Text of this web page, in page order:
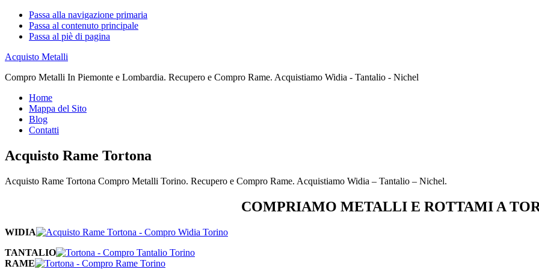
Passa alla navigazione primaria
Passa al contenuto principale
Passa al piè di pagina
Acquisto Metalli
Compro Metalli In Piemonte e Lombardia. Recupero e Compro Rame. Acquistiamo Widia - Tantalio - Nichel
Home
Mappa del Sito
Blog
Contatti
Acquisto Rame Tortona
Acquisto Rame Tortona Compro Metalli Torino. Recupero e Compro Rame. Acquistiamo Widia – Tantalio – Nichel.
COMPRIAMO METALLI E ROTTAMI A
WIDIA
TANTALIO
RAME